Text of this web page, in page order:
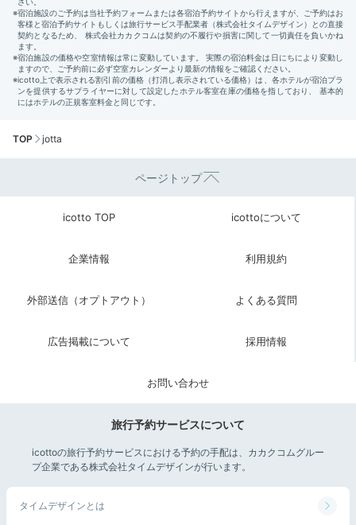
TOP jotta
ページトップ
icotto TOP icottoについて
企業情報 利用規約
外部送信（オプトアウト） よくある質問
広告掲載について 採用情報
お問い合わせ
旅行予約サービスについて
icottoの旅行予約サービスにおける予約の手配は、カカクコムグルー
プ企業である株式会社タイムデザインが行います。
タイムデザインとは